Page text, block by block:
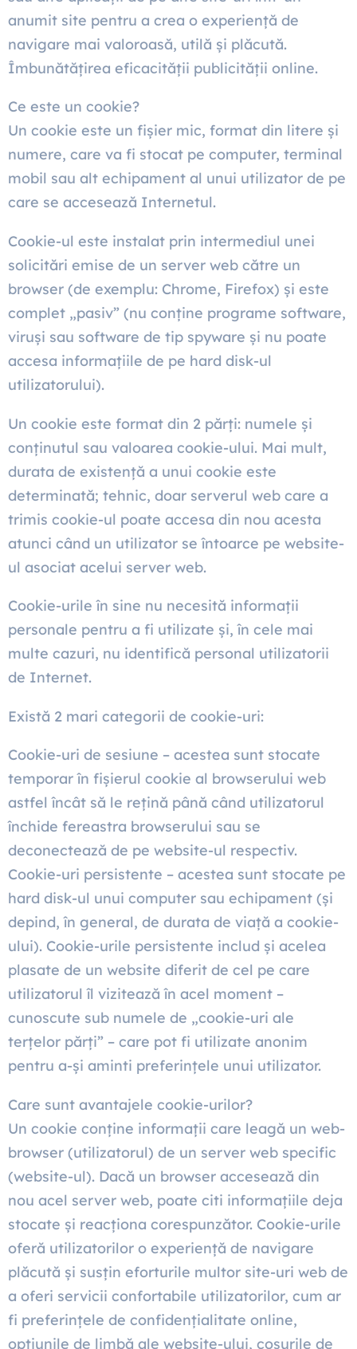
anumit site pentru a crea o experiență de
navigare mai valoroasă, utilă și plăcută.
Îmbunătățirea eficacității publicității online.
Ce este un cookie?
Un cookie este un fișier mic, format din litere și
numere, care va fi stocat pe computer, terminal
mobil sau alt echipament al unui utilizator de pe
care se accesează Internetul.
Cookie-ul este instalat prin intermediul unei
solicitări emise de un server web către un
browser (de exemplu: Chrome, Firefox) și este
complet „pasiv” (nu conține programe software,
viruși sau software de tip spyware și nu poate
accesa informațiile de pe hard disk-ul
utilizatorului).
Un cookie este format din 2 părți: numele și
conținutul sau valoarea cookie-ului. Mai mult,
durata de existență a unui cookie este
determinată; tehnic, doar serverul web care a
trimis cookie-ul poate accesa din nou acesta
atunci când un utilizator se întoarce pe website-
ul asociat acelui server web.
Cookie-urile în sine nu necesită informații
personale pentru a fi utilizate și, în cele mai
multe cazuri, nu identifică personal utilizatorii
de Internet.
Există 2 mari categorii de cookie-uri:
Cookie-uri de sesiune – acestea sunt stocate
temporar în fișierul cookie al browserului web
astfel încât să le rețină până când utilizatorul
închide fereastra browserului sau se
deconectează de pe website-ul respectiv.
Cookie-uri persistente – acestea sunt stocate pe
hard disk-ul unui computer sau echipament (și
depind, în general, de durata de viață a cookie-
ului). Cookie-urile persistente includ și acelea
plasate de un website diferit de cel pe care
utilizatorul îl vizitează în acel moment –
cunoscute sub numele de „cookie-uri ale
terțelor părți” – care pot fi utilizate anonim
pentru a-și aminti preferințele unui utilizator.
Care sunt avantajele cookie-urilor?
Un cookie conține informații care leagă un web-
browser (utilizatorul) de un server web specific
(website-ul). Dacă un browser accesează din
nou acel server web, poate citi informațiile deja
stocate și reacționa corespunzător. Cookie-urile
oferă utilizatorilor o experiență de navigare
plăcută și susțin eforturile multor site-uri web de
a oferi servicii confortabile utilizatorilor, cum ar
fi preferințele de confidențialitate online,
opțiunile de limbă ale website-ului, coșurile de